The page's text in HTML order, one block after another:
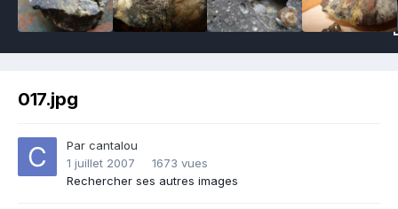
017.jpg
Par cantalou
1 juillet 2007
1673 vues
Rechercher ses autres images